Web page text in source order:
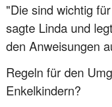
"Die sind wichtig
sagte Linda und
den Anweisungen
Regeln für den
Enkelkindern?